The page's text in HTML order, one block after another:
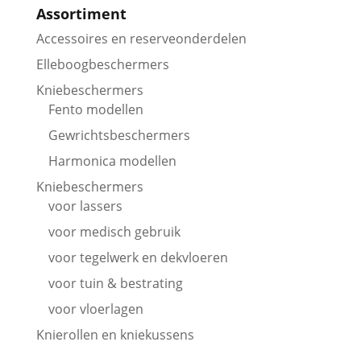
Assortiment
Accessoires en reserveonderdelen
Elleboogbeschermers
Kniebeschermers
Fento modellen
Gewrichtsbeschermers
Harmonica modellen
Kniebeschermers
voor lassers
voor medisch gebruik
voor tegelwerk en dekvloeren
voor tuin & bestrating
voor vloerlagen
Knierollen en kniekussens